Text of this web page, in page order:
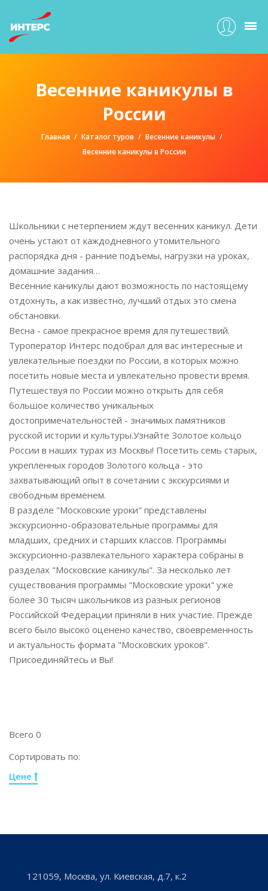
Весенние каникулы в
России
Главная Каталог туров
Весенние каникулы
Весенние каникулы в России
Школьники с нетерпением ждут весенних каникул. Дети
очень устают от каждодневного утомительного
распорядка дня - ранние подъемы, нагрузки на уроках,
домашние задания…
Весенние каникулы дают возможность по настоящему
отдохнуть, а как известно, лучший отдых это смена
обстановки.
Весна - самое прекрасное время для путешествий.
Туроператор Интерс подобрал для вас интересные и
увлекательные поездки по России, в которых можно
посетить новые места и увлекательно провести время.
Путешествуя по России можно открыть для себя
большое количество уникальных
достопримечательностей - значимых памятников
русской истории и культуры.Узнайте Золотое кольцо
России в наших турах из Москвы! Посетить семь старых,
укрепленных городов Золотого кольца - это
захватывающий опыт в сочетании с экскурсиями и
свободным временем.
В разделе "Московские уроки" представлены
экскурсионно-образовательные программы для
младших, средних и старших классов. Программы
экскурсионно-развлекательного характера собраны в
разделах "Московские каникулы". За несколько лет
существования программы "Московские уроки" уже
более 30 тысяч школьников из разных регионов
Российской Федерации приняли в них участие. Прежде
всего было высоко оценено качество, своевременность
и актуальность формата "Московских уроков".
Присоединяйтесь и Вы!
Всего 0
Сортировать по:
Цене
121059, Москва, ул. Киевская, д.7, к.2